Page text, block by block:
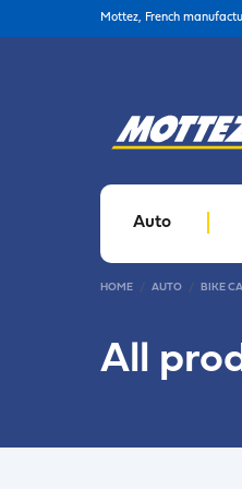
Mottez, French
Auto
HOME AUTO BIKE
All